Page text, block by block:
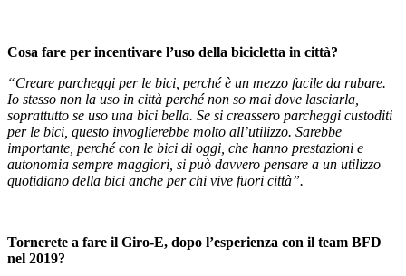
Cosa fare per incentivare l’uso della bicicletta in città?
“Creare parcheggi per le bici, perché è un mezzo facile da rubare.
Io stesso non la uso in città perché non so mai dove lasciarla,
soprattutto se uso una bici bella. Se si creassero parcheggi custoditi
per le bici, questo invoglierebbe molto all’utilizzo. Sarebbe
importante, perché con le bici di oggi, che hanno prestazioni e
autonomia sempre maggiori, si può davvero pensare a un utilizzo
quotidiano della bici anche per chi vive fuori città”.
Tornerete a fare il Giro-E, dopo l’esperienza con il team BFD
nel 2019?